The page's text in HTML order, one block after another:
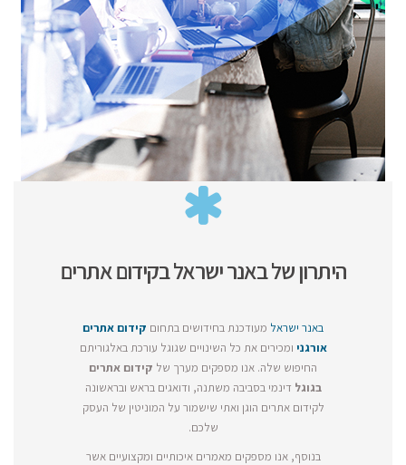
היתרון של באנר ישראל בקידום אתרים
באנר ישראל מעודכנת בחידושים בתחום קידום אתרים
אורגני ומכירים את כל השינויים שגוגל עורכת באלגוריתם
החיפוש שלה. אנו מספקים מערך של קידום אתרים
בגוגל דינמי בסביבה משתנה, ודואגים בראש ובראשונה
לקידום אתרים הוגן ואתי שישמור על המוניטין של העסק
שלכם.
בנוסף, אנו מספקים מאמרים איכותיים ומקצועיים אשר